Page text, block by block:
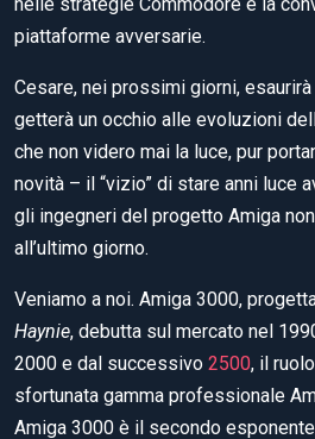
piattaforme avversarie.
Cesare, nei prossimi giorni,
getterà un occhio alle evoluzioni
che non videro mai la luce, pur
novità – il “vizio” di stare anni luce
gli ingegneri del progetto Amiga
all’ultimo giorno.
Veniamo a noi. Amiga 3000,
Haynie, debutta sul mercato nel
2000 e dal successivo 2500, il
sfortunata gamma professionale
Amiga 3000 è il secondo